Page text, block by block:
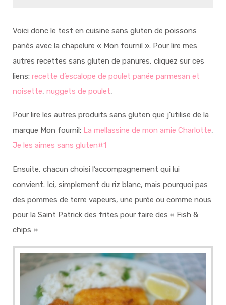
Voici donc le test en cuisine sans gluten de poissons
panés avec la chapelure « Mon fournil ». Pour lire mes
autres recettes sans gluten de panures, cliquez sur ces
liens: recette d’escalope de poulet panée parmesan et
noisette, nuggets de poulet,
Pour lire les autres produits sans gluten que j’utilise de la
marque Mon fournil: La mellassine de mon amie Charlotte,
Je les aimes sans gluten#1
Ensuite, chacun choisi l’accompagnement qui lui
convient. Ici, simplement du riz blanc, mais pourquoi pas
des pommes de terre vapeurs, une purée ou comme nous
pour la Saint Patrick des frites pour faire des « Fish &
chips »